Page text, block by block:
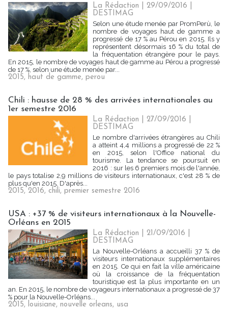
La Rédaction | 29/09/2016
DESTIMAG
Selon une étude menée par PromPerù, le
nombre de voyages haut de gamme a
progressé de 17 % au Pérou en 2015. Ils y
représentent désormais 16 % du total de
la fréquentation étrangère pour le pays.
En 2015, le nombre de voyages haut de gamme au Pérou a progressé
de 17 %, selon une étude menée par...
2015, haut de gamme, perou
Chili : hausse de 28 % des arrivées internationales au
1er semestre 2016
La Rédaction | 27/09/2016
DESTIMAG
Le nombre d'arrivées étrangères au Chili
a atteint 4,4 millions a progressé de 22 %
en 2015, selon l'Office national du
tourisme. La tendance se poursuit en
2016 : sur les 6 premiers mois de l'année,
le pays totalise 2,9 millions de visiteurs internationaux, c'est 28 % de
plus qu'en 2015. D'après...
2015, 2016, chili, premier semestre 2016
USA : +37 % de visiteurs internationaux à la Nouvelle-
Orléans en 2015
La Rédaction | 21/09/2016
DESTIMAG
La Nouvelle-Orléans a accueilli 37 % de
visiteurs internationaux supplémentaires
en 2015. Ce qui en fait la ville américaine
où la croissance de la fréquentation
touristique est la plus importante en un
an. En 2015, le nombre de voyageurs internationaux a progressé de 37
% pour la Nouvelle-Orléans...
2015, louisiane, nouvelle orleans, usa